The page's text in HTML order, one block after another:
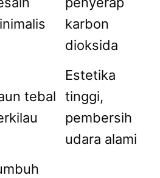
karbon
dioksida
tebal
Estetika
tinggi,
pembersih
udara alami